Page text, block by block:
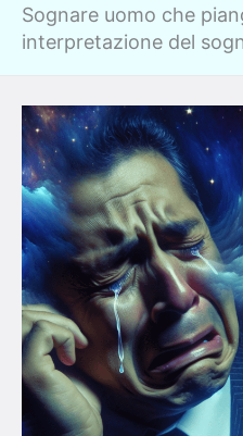
Sognare uomo che
interpretazione del